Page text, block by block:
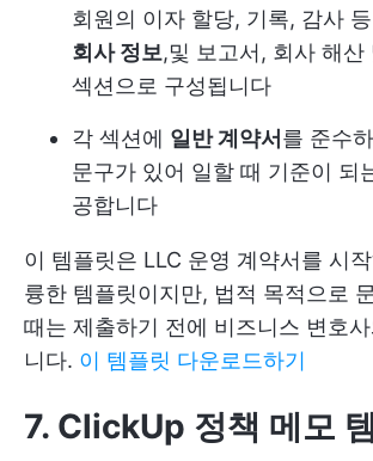
회원의 이자 할당, 기록, 감사 등
회사 정보,및 보고서 , 회사 해산
섹션으로 구성됩니다
각 섹션에 일반 계약서 를 준수
문구가 있어 일할 때 기준이 되
공합니다
이 템플릿은 LLC 운영 계약서를 시
륭한 템플릿이지만, 법적 목적으로
때는 제출하기 전에 비즈니스 변호
니다. 이 템플릿 다운로드하기
7. ClickUp 정책 메모